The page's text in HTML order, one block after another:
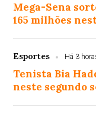
Mega-Sena
165 milhões
Esportes Há 3
Tenista Bia
neste segundo